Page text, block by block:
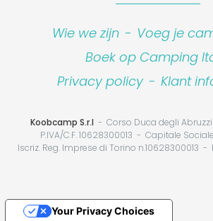
Wie we zijn - Voeg je
Boek op Camping
Privacy policy - Klant
Koobcamp S.r.l
Corso Duca degli Abruzzi
P.IVA/C.F. 10628300013
Capitale
Iscriz. Reg. Imprese di Torino n.10628300013
Your Privacy Choices